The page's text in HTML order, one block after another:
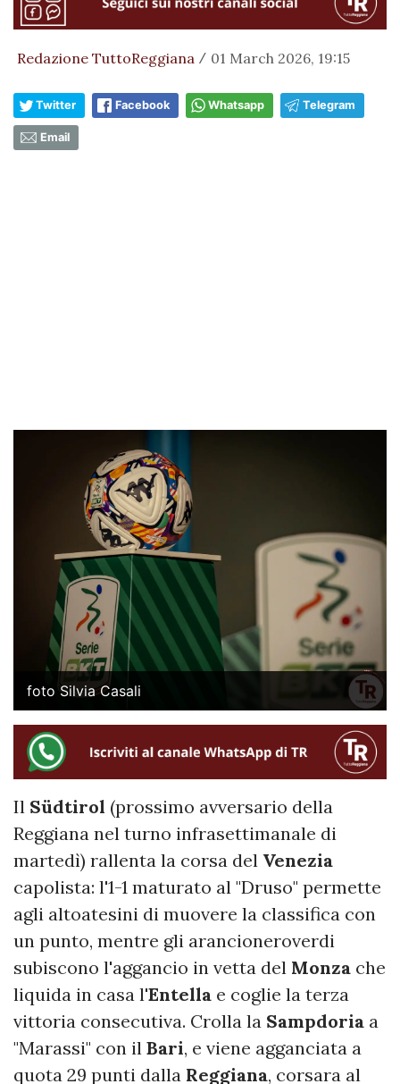
Redazione TuttoReggiana / 01 March 2026, 19:15
Twitter Facebook Whatsapp Telegram
Email
foto Silvia Casali
Il Südtirol (prossimo avversario della
Reggiana nel turno infrasettimanale di
martedì) rallenta la corsa del Venezia
capolista: l'1-1 maturato al "Druso" permette
agli altoatesini di muovere la classifica con
un punto, mentre gli arancioneroverdi
subiscono l'aggancio in vetta del Monza che
liquida in casa l'Entella e coglie la terza
vittoria consecutiva. Crolla la Sampdoria a
"Marassi" con il Bari, e viene agganciata a
quota 29 punti dalla Reggiana, corsara al